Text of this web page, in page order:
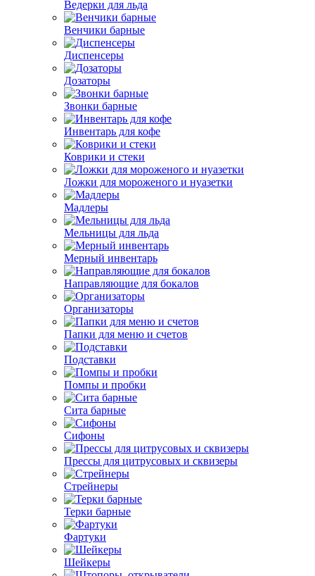
Ведерки для льда
Венчики барные
Диспенсеры
Дозаторы
Звонки барные
Инвентарь для кофе
Коврики и стеки
Ложки для мороженого и нуазетки
Мадлеры
Мельницы для льда
Мерный инвентарь
Направляющие для бокалов
Организаторы
Папки для меню и счетов
Подставки
Помпы и пробки
Сита барные
Сифоны
Прессы для цитрусовых и сквизеры
Стрейнеры
Терки барные
Фартуки
Шейкеры